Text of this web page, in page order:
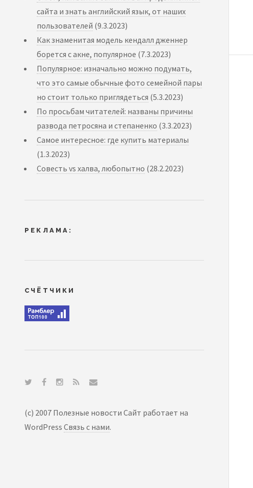
сайта и знать английский язык, от наших
пользователей (9.3.2023)
Как знаменитая модель кендалл дженнер
борется с акне, популярное (7.3.2023)
Популярное: изначально можно подумать,
что это самые обычные фото семейной пары
но стоит только приглядеться (5.3.2023)
По просьбам читателей: названы причины
развода петросяна и степаненко (3.3.2023)
Самое интересное: где купить материалы
(1.3.2023)
Совесть vs халва, любопытно (28.2.2023)
РЕКЛАМА:
СЧЁТЧИКИ
(c) 2007 Полезные новости Сайт работает на
WordPress Связь с нами.